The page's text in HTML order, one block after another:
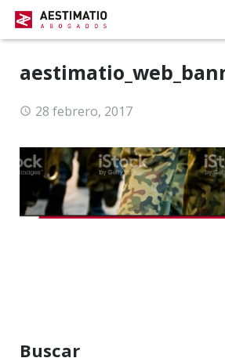
SENTENCIAS
ACTUALIDAD
28 febrero, 2017
Buscar